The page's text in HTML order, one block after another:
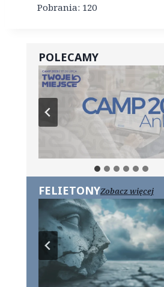
Pobrania: 120
POLECAMY
FELIETONYZobacz więcej